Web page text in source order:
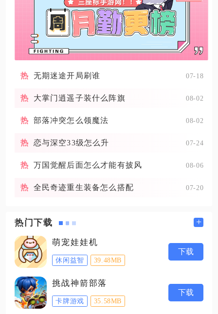
无期迷途开局刷谁 07-18
大掌门逍遥子装什么阵旗 08-02
部落冲突怎么领魔法 08-02
恋与深空33级怎么升 07-24
万国觉醒后面怎么才能有披风 08-06
全民奇迹重生装备怎么搭配 07-20
热门下载 +
萌宠娃娃机
休闲益智 39.48MB
下载
挑战神箭部落
卡牌游戏 35.58MB
下载